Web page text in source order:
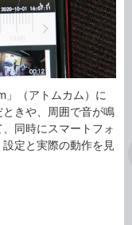
」（アトムカム）に
きや、周囲で音が鳴
同時にスマートフォ
定と実際の動作を見